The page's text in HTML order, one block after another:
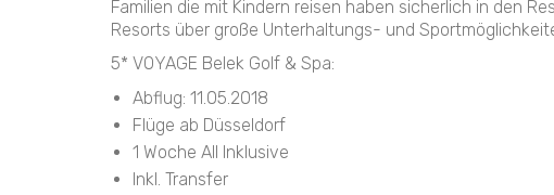
Familien die mit Kindern reisen haben sicherlich in den
Resorts über große Unterhaltungs- und
5* VOYAGE Belek Golf & Spa:
Abflug: 11.05.2018
Flüge ab Düsseldorf
1 Woche All Inklusive
Inkl. Transfer